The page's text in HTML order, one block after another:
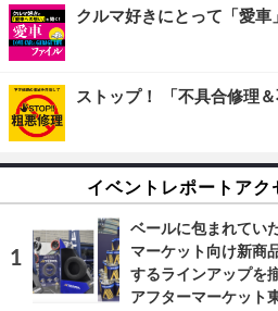
クルマ好きにとって「愛車
ストップ！ 「不具合修理
イベントレポートアク
ベールに包まれてい
マーケット向け新商
するラインアップを
アフターマーケット